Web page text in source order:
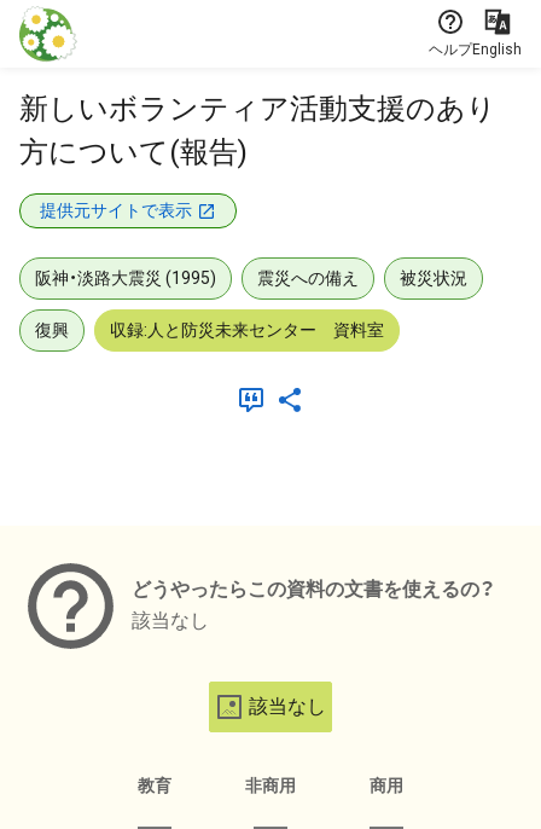
本文に飛ぶ
ヘルプEnglish
新しいボランティア活動支援のあり
方について(報告)
提供元サイトで表示
阪神・淡路大震災 (1995) 震災への備え 被災状況
復興 収録:人と防災未来センター 資料室
どうやったらこの資料の文書を使えるの？
該当なし
該当なし
教育 非商用 商用